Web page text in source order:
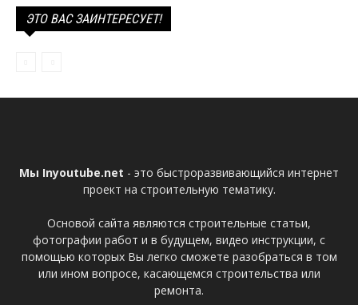
ЭТО ВАС ЗАИНТЕРЕСУЕТ!
Мы Inyoutube.net - это быстроразвивающийся интернет
проект на строительную тематику.
Основой сайта являются строительные статьи,
фотографии работ и в будущем, видео инструкции, с
помощью которых Вы легко сможете разобраться в том
или ином вопросе, касающемся строительства или
ремонта.